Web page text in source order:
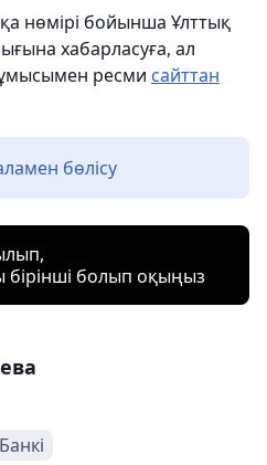
нөмірі бойынша Ұлттық
хабарласуға, ал
ресми сайттан
бөлісу
болып оқыңыз